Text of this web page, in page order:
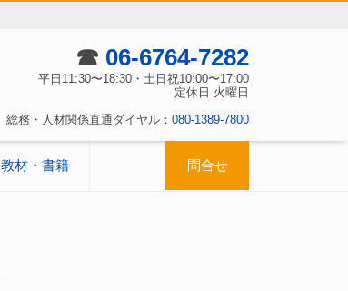
☎ 06-6764-7282
平日11:30〜18:30・土日祝10:00〜17:00
定休日 火曜日
総務・人材関係直通ダイヤル： 080-1389-7800
教材・書籍 問合せ